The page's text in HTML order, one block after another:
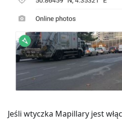
Jeśli wtyczka Mapillary jest